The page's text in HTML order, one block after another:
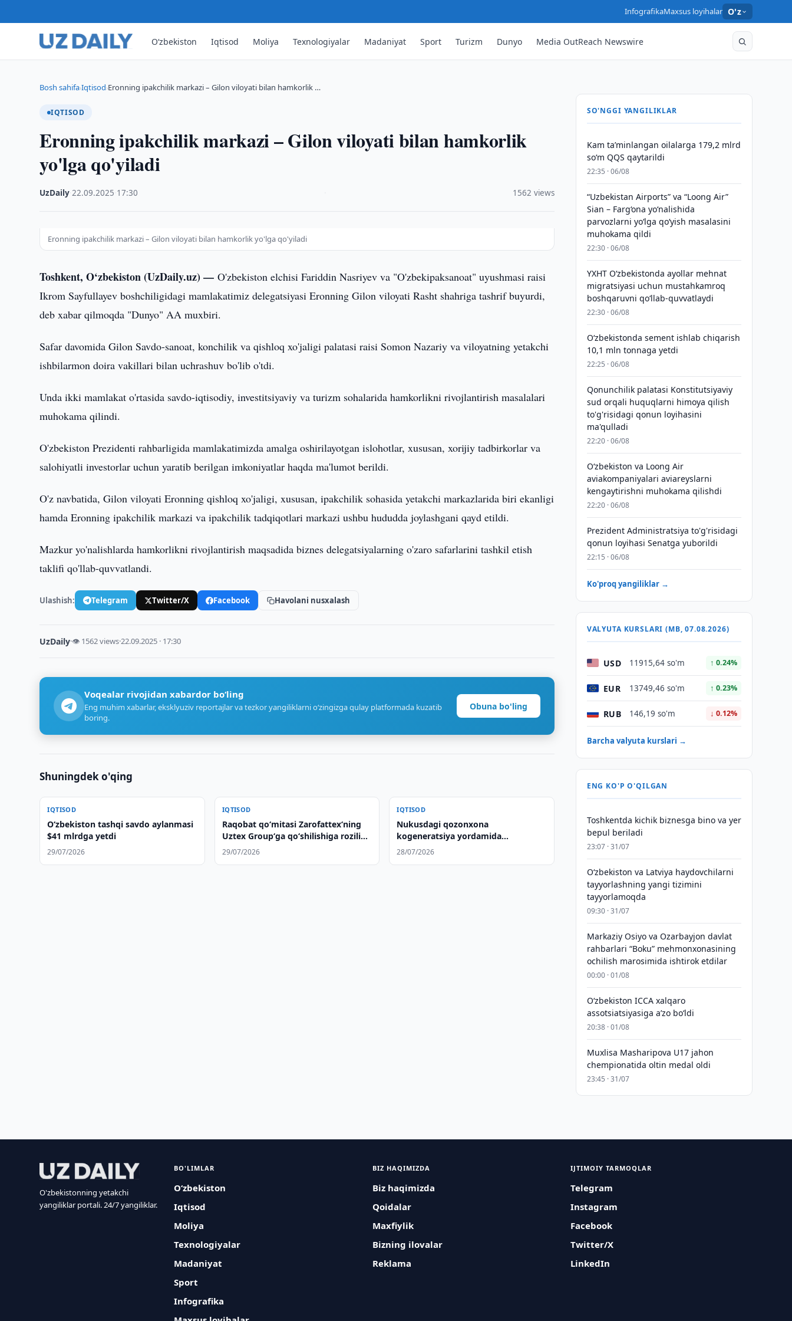
InfografikaMaxsus loyihalar O'z
O‘zbekiston Iqtisod Moliya Texnologiyalar Madaniyat Sport Turizm Dunyo Media OutReach Newswire
Bosh sahifa›Iqtisod›Eronning ipakchilik markazi – Gilon viloyati bilan hamkorlik …
IQTISOD
Eronning ipakchilik markazi – Gilon viloyati bilan hamkorlik
yo'lga qo'yiladi
UzDaily ·22.09.2025 17:30 1562 views
Eronning ipakchilik markazi – Gilon viloyati bilan hamkorlik yo'lga qo'yiladi
Toshkent, O‘zbekiston (UzDaily.uz) —O'zbekiston elchisi Fariddin Nasriyev va "O'zbekipaksanoat" uyushmasi raisi
Ikrom Sayfullayev boshchiligidagi mamlakatimiz delegatsiyasi Eronning Gilon viloyati Rasht shahriga tashrif buyurdi,
deb xabar qilmoqda "Dunyo" AA muxbiri.
Safar davomida Gilon Savdo-sanoat, konchilik va qishloq xo'jaligi palatasi raisi Somon Nazariy va viloyatning yetakchi
ishbilarmon doira vakillari bilan uchrashuv bo'lib o'tdi.
Unda ikki mamlakat o'rtasida savdo-iqtisodiy, investitsiyaviy va turizm sohalarida hamkorlikni rivojlantirish masalalari
muhokama qilindi.
O'zbekiston Prezidenti rahbarligida mamlakatimizda amalga oshirilayotgan islohotlar, xususan, xorijiy tadbirkorlar va
salohiyatli investorlar uchun yaratib berilgan imkoniyatlar haqda ma'lumot berildi.
O'z navbatida, Gilon viloyati Eronning qishloq xo'jaligi, xususan, ipakchilik sohasida yetakchi markazlarida biri ekanligi
hamda Eronning ipakchilik markazi va ipakchilik tadqiqotlari markazi ushbu hududda joylashgani qayd etildi.
Mazkur yo'nalishlarda hamkorlikni rivojlantirish maqsadida biznes delegatsiyalarning o'zaro safarlarini tashkil etish
taklifi qo'llab-quvvatlandi.
Ulashish: Telegram Twitter/X Facebook Havolani nusxalash
UzDaily·👁 1562 views·22.09.2025 · 17:30
Voqealar rivojidan xabardor bo‘ling
Eng muhim xabarlar, eksklyuziv reportajlar va tezkor yangiliklarni o‘zingizga qulay platformada kuzatib
boring.
Obuna bo'ling
Shuningdek o'qing
IQTISOD
O‘zbekiston tashqi savdo aylanmasi
$41 mlrdga yetdi
29/07/2026
IQTISOD
Raqobat qo‘mitasi Zarofattex‘ning
Uztex Group‘ga qo‘shilishiga rozilik
berdi
29/07/2026
IQTISOD
Nukusdagi qozonxona
kogeneratsiya yordamida
modernizatsiya qilinmoqda
28/07/2026
SO'NGGI YANGILIKLAR
Kam taʼminlangan oilalarga 179,2 mlrd
so‘m QQS qaytarildi
22:35 · 06/08
“Uzbekistan Airports” va “Loong Air”
Sian – Farg‘ona yo‘nalishida
parvozlarni yo‘lga qo‘yish masalasini
muhokama qildi
22:30 · 06/08
YXHT O‘zbekistonda ayollar mehnat
migratsiyasi uchun mustahkamroq
boshqaruvni qo‘llab-quvvatlaydi
22:30 · 06/08
O‘zbekistonda sement ishlab chiqarish
10,1 mln tonnaga yetdi
22:25 · 06/08
Qonunchilik palatasi Konstitutsiyaviy
sud orqali huquqlarni himoya qilish
to'g'risidagi qonun loyihasini
ma'qulladi
22:20 · 06/08
Oʻzbekiston va Loong Air
aviakompaniyalari aviareyslarni
kengaytirishni muhokama qilishdi
22:20 · 06/08
Prezident Administratsiya to'g'risidagi
qonun loyihasi Senatga yuborildi
22:15 · 06/08
Ko'proq yangiliklar →
VALYUTA KURSLARI (MB, 07.08.2026)
USD 11915,64 so'm ↑ 0.24%
EUR 13749,46 so'm ↑ 0.23%
RUB 146,19 so'm ↓ 0.12%
Barcha valyuta kurslari →
ENG KO'P O'QILGAN
Toshkentda kichik biznesga bino va yer
bepul beriladi
23:07 · 31/07
Oʻzbekiston va Latviya haydovchilarni
tayyorlashning yangi tizimini
tayyorlamoqda
09:30 · 31/07
Markaziy Osiyo va Ozarbayjon davlat
rahbarlari “Boku” mehmonxonasining
ochilish marosimida ishtirok etdilar
00:00 · 01/08
O‘zbekiston ICCA xalqaro
assotsiatsiyasiga aʼzo bo‘ldi
20:38 · 01/08
Muxlisa Masharipova U17 jahon
chempionatida oltin medal oldi
23:45 · 31/07
O'zbekistonning yetakchi
yangiliklar portali. 24/7 yangiliklar.
BO'LIMLAR
O‘zbekiston
Iqtisod
Moliya
Texnologiyalar
Madaniyat
Sport
Infografika
BIZ HAQIMIZDA
Biz haqimizda
Qoidalar
Maxfiylik
Bizning ilovalar
Reklama
IJTIMOIY TARMOQLAR
Telegram
Instagram
Facebook
Twitter/X
LinkedIn